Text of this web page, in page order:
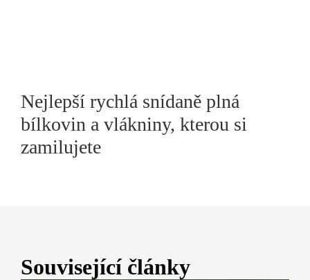
Nejlepší rychlá snídaně plná
bílkovin a vlákniny, kterou si
zamilujete
Související články